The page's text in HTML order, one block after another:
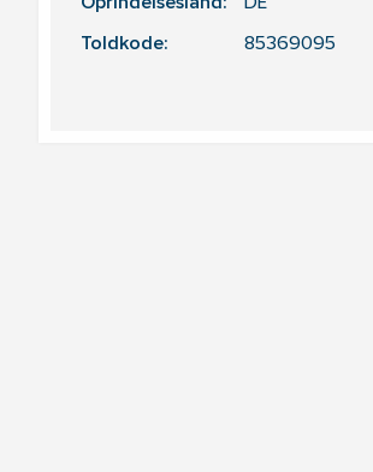
Oprindelsesland: DE
Toldkode: 85369095